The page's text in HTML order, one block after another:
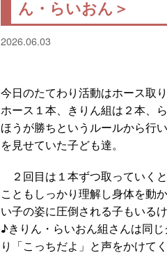
ん・らいおん＞
2026.06.03
今日のたてわり活動はホース取
ホース１本、きりん組は２本、
ほうが勝ちというルールから行
を見せていた子ども達。
２回目は１本ずつ取っていく
こともしっかり理解し身体を動
い子の姿に圧倒される子もいる
♪きりん・らいおん組さんは同
り「こっちだよ」と声をかけて